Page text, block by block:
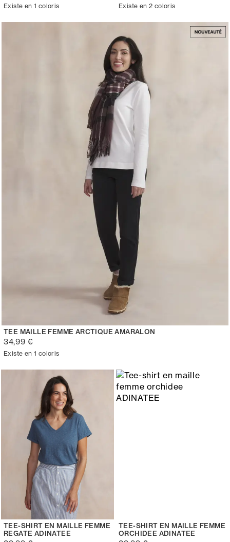
Existe en 1 coloris Existe en 2 coloris
TEE MAILLE FEMME ARCTIQUE AMARALON
34,99 €
Existe en 1 coloris
TEE-SHIRT EN MAILLE FEMME
REGATE ADINATEE
TEE-SHIRT EN MAILLE FEMME
ORCHIDEE ADINATEE